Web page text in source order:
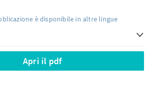
è disponibile in altre lingue
Apri il pdf